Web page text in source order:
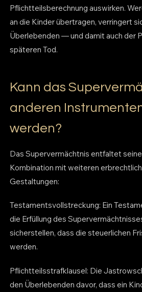
Pflichtteilsberechnung auswirken.
an die Kinder übertragen, verringert
Überlebenden — und damit auch der
späteren Tod.
Kann das
anderen
werden?
Das Supervermächtnis entfaltet
Kombination mit weiteren
Gestaltungen:
Testamentsvollstreckung: Ein
die Erfüllung des
sicherstellen, dass die steuerlichen
werden.
Pflichtteilsstrafklausel: Die
den Überlebenden davor, dass ein